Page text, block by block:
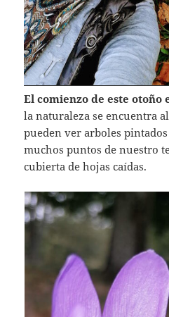
El comienzo de este otoño
la naturaleza se encuentra
pueden ver arboles
muchos puntos de nuestro
cubierta de hojas caídas.